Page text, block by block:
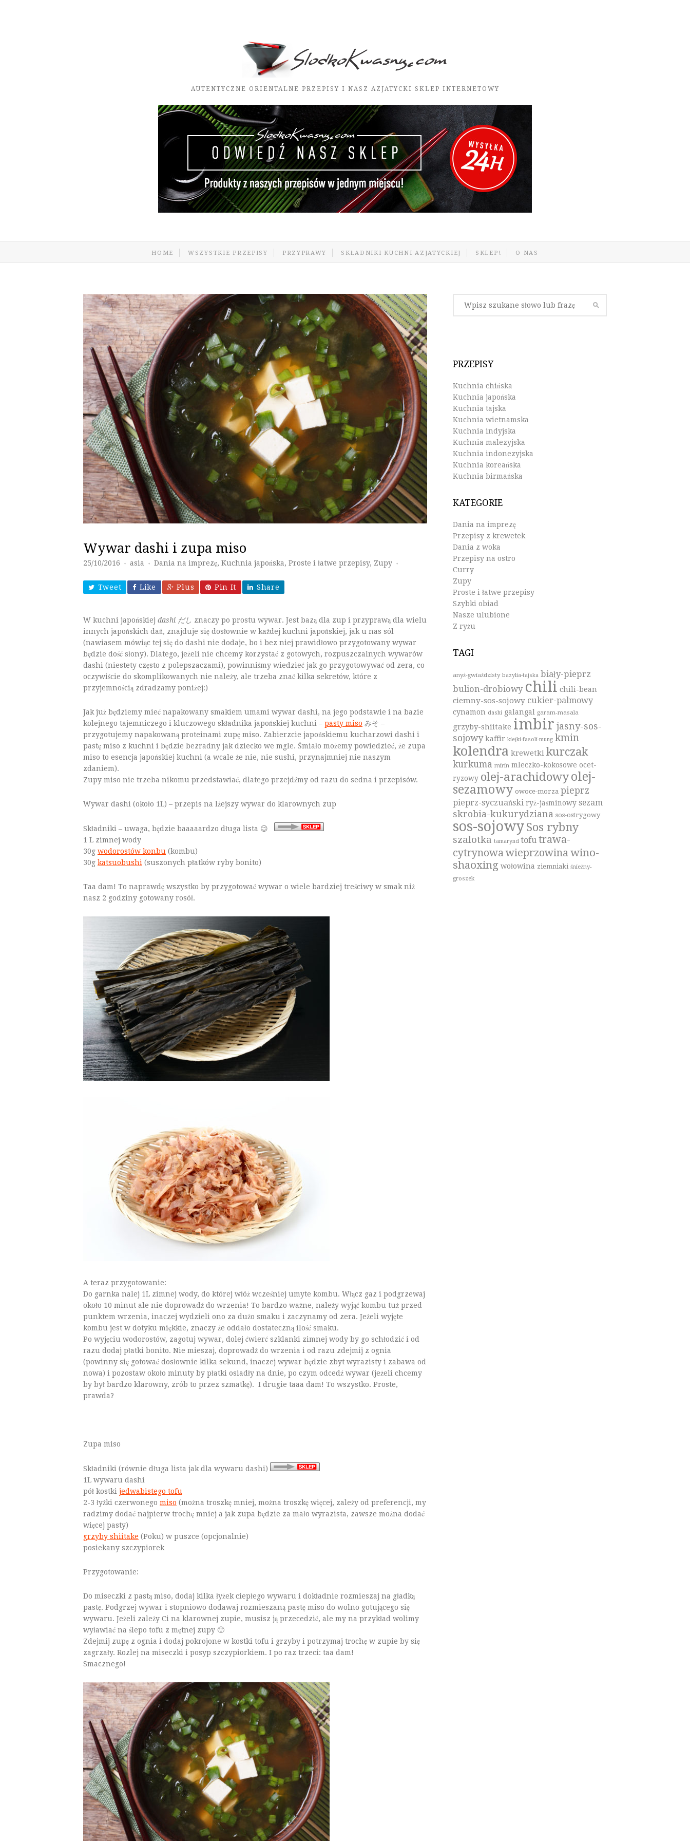
AUTENTYCZNE ORIENTALNE PRZEPISY I NASZ AZJATYCKI SKLEP INTERNETOWY
HOME WSZYSTKIE PRZEPISY PRZYPRAWY SKŁADNIKI KUCHNI AZJATYCKIEJ SKLEP! O NAS
Wywar dashi i zupa miso
25/10/2016 ♦ asia ♦ Dania na imprezę, Kuchnia japońska, Proste i łatwe przepisy, Zupy ♦
Tweet Like Plus Pin It Share
W kuchni japońskiej dashi だし znaczy po prostu wywar. Jest bazą dla zup i przyprawą dla wielu
innych japońskich dań, znajduje się dosłownie w każdej kuchni japońskiej, jak u nas sól
(nawiasem mówiąc tej się do dashi nie dodaje, bo i bez niej prawidłowo przygotowany wywar
będzie dość słony). Dlatego, jeżeli nie chcemy korzystać z gotowych, rozpuszczalnych wywarów
dashi (niestety często z polepszaczami), powinniśmy wiedzieć jak go przygotowywać od zera, co
oczywiście do skomplikowanych nie należy, ale trzeba znać kilka sekretów, które z
przyjemnością zdradzamy poniżej:)
Jak już będziemy mieć napakowany smakiem umami wywar dashi, na jego podstawie i na bazie
kolejnego tajemniczego i kluczowego składnika japońskiej kuchni – pasty miso みそ –
przygotujemy napakowaną proteinami zupę miso. Zabierzcie japońskiemu kucharzowi dashi i
pastę miso z kuchni i będzie bezradny jak dziecko we mgle. Śmiało możemy powiedzieć, że zupa
miso to esencja japońskiej kuchni (a wcale że nie, nie sushi, przynajmniej nie naszym
zdaniem).
Zupy miso nie trzeba nikomu przedstawiać, dlatego przejdźmy od razu do sedna i przepisów.
Wywar dashi (około 1L) – przepis na lżejszy wywar do klarownych zup
Składniki – uwaga, będzie baaaaardzo długa lista 😉
1 L zimnej wody
30g wodorostów konbu (kombu)
30g katsuobushi (suszonych płatków ryby bonito)
Taa dam! To naprawdę wszystko by przygotować wywar o wiele bardziej treściwy w smak niż
nasz 2 godziny gotowany rosół.
A teraz przygotowanie:
Do garnka nalej 1L zimnej wody, do której włóż wcześniej umyte kombu. Włącz gaz i podgrzewaj
około 10 minut ale nie doprowadź do wrzenia! To bardzo ważne, należy wyjąć kombu tuż przed
punktem wrzenia, inaczej wydzieli ono za dużo smaku i zaczynamy od zera. Jeżeli wyjęte
kombu jest w dotyku miękkie, znaczy że oddało dostateczną ilość smaku.
Po wyjęciu wodorostów, zagotuj wywar, dolej ćwierć szklanki zimnej wody by go schłodzić i od
razu dodaj płatki bonito. Nie mieszaj, doprowadź do wrzenia i od razu zdejmij z ognia
(powinny się gotować dosłownie kilka sekund, inaczej wywar będzie zbyt wyrazisty i zabawa od
nowa) i pozostaw około minuty by płatki osiadły na dnie, po czym odcedź wywar (jeżeli chcemy
by był bardzo klarowny, zrób to przez szmatkę). I drugie taaa dam! To wszystko. Proste,
prawda?
Zupa miso
Składniki (równie długa lista jak dla wywaru dashi)
1L wywaru dashi
pół kostki jedwabistego tofu
2-3 łyżki czerwonego miso (można troszkę mniej, można troszkę więcej, zależy od preferencji, my
radzimy dodać najpierw trochę mniej a jak zupa będzie za mało wyrazista, zawsze można dodać
więcej pasty)
grzyby shiitake (Poku) w puszce (opcjonalnie)
posiekany szczypiorek
Przygotowanie:
Do miseczki z pastą miso, dodaj kilka łyżek ciepłego wywaru i dokładnie rozmieszaj na gładką
pastę. Podgrzej wywar i stopniowo dodawaj rozmieszaną pastę miso do wolno gotującego się
wywaru. Jeżeli zależy Ci na klarownej zupie, musisz ją przecedzić, ale my na przykład wolimy
wyławiać na ślepo tofu z mętnej zupy 🙂
Zdejmij zupę z ognia i dodaj pokrojone w kostki tofu i grzyby i potrzymaj trochę w zupie by się
zagrzały. Rozlej na miseczki i posyp szczypiorkiem. I po raz trzeci: taa dam!
Smacznego!
PRZEPISY
Kuchnia chińska
Kuchnia japońska
Kuchnia tajska
Kuchnia wietnamska
Kuchnia indyjska
Kuchnia malezyjska
Kuchnia indonezyjska
Kuchnia koreańska
Kuchnia birmańska
KATEGORIE
Dania na imprezę
Przepisy z krewetek
Dania z woka
Przepisy na ostro
Curry
Zupy
Proste i łatwe przepisy
Szybki obiad
Nasze ulubione
Z ryżu
TAGI
anyż-gwiaździsty bazylia-tajska biały-pieprz
bulion-drobiowy chili chili-bean
ciemny-sos-sojowy cukier-palmowy
cynamon dashi galangal garam-masala
grzyby-shiitake imbir jasny-sos-
sojowy kaffir kiełki-fasoli-mung kmin
kolendra krewetki kurczak
kurkuma mirin mleczko-kokosowe ocet-
ryzowy olej-arachidowyolej-
sezamowy owoce-morza pieprz
pieprz-syczuański ryż-jaśminowy sezam
skrobia-kukurydziana sos-ostrygowy
sos-sojowy Sos rybny
szalotka tamarynd tofu trawa-
cytrynowawieprzowinawino-
shaoxing wołowina ziemniaki śnieżny-
groszek